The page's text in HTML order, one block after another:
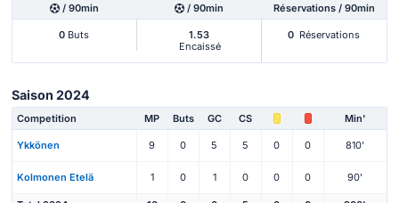
/ 90min / 90min Réservations / 90min
0 Buts
1.53
Encaissé
0 Réservations
Saison 2024
Competition MP Buts GC CS Min'
Ykkönen 9 0 5 5 0 0 810'
Kolmonen Etelä 1 0 1 0 0 0 90'